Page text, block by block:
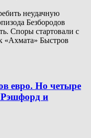
неудачную
Безбородов
Споры стартовали с
«Ахмата» Быстров
евро. Но четыре
Рэшфорд и